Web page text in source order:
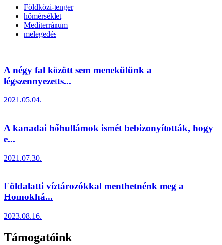
Földközi-tenger
hőmérséklet
Mediterránum
melegedés
A négy fal között sem menekülünk a
légszennyezetts...
2021.05.04.
A kanadai hőhullámok ismét bebizonyították, hogy
e...
2021.07.30.
Földalatti víztározókkal menthetnénk meg a
Homokhá...
2023.08.16.
Támogatóink